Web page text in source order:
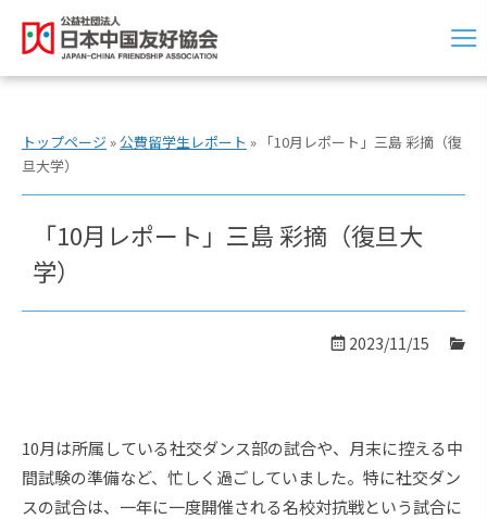
トップページ » 公費留学生レポート » 「10月レポート」三島 彩摘（復
旦大学）
「10月レポート」三島 彩摘（復旦大
学）
2023/11/15
10月は所属している社交ダンス部の試合や、月末に控える中
間試験の準備など、忙しく過ごしていました。特に社交ダン
スの試合は、一年に一度開催される名校対抗戦という試合に